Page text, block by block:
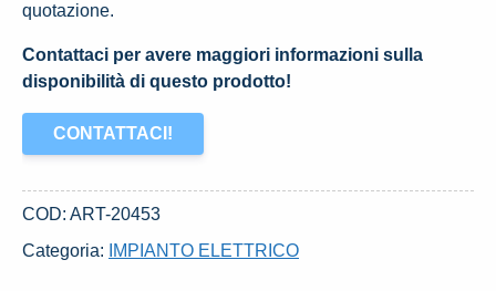
quotazione.
Contattaci per avere maggiori informazioni sulla
disponibilità di questo prodotto!
CONTATTACI!
COD: ART-20453
Categoria:
IMPIANTO ELETTRICO